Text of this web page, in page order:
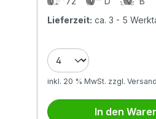
Lieferzeit: ca. 3 - 5
inkl. 20 % MwSt. zzgl. Versand
In den